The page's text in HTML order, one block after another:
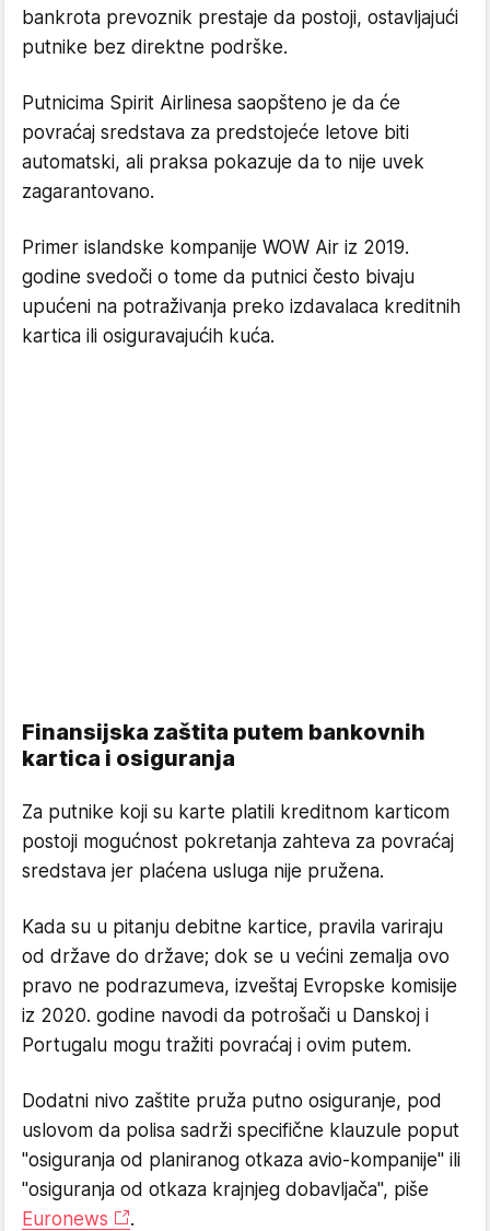
bankrota prevoznik prestaje da postoji, ostavljajući
putnike bez direktne podrške.
Putnicima Spirit Airlinesa saopšteno je da će
povraćaj sredstava za predstojeće letove biti
automatski, ali praksa pokazuje da to nije uvek
zagarantovano.
Primer islandske kompanije WOW Air iz 2019.
godine svedoči o tome da putnici često bivaju
upućeni na potraživanja preko izdavalaca kreditnih
kartica ili osiguravajućih kuća.
Finansijska zaštita putem bankovnih
kartica i osiguranja
Za putnike koji su karte platili kreditnom karticom
postoji mogućnost pokretanja zahteva za povraćaj
sredstava jer plaćena usluga nije pružena.
Kada su u pitanju debitne kartice, pravila variraju
od države do države; dok se u većini zemalja ovo
pravo ne podrazumeva, izveštaj Evropske komisije
iz 2020. godine navodi da potrošači u Danskoj i
Portugalu mogu tražiti povraćaj i ovim putem.
Dodatni nivo zaštite pruža putno osiguranje, pod
uslovom da polisa sadrži specifične klauzule poput
"osiguranja od planiranog otkaza avio-kompanije" ili
"osiguranja od otkaza krajnjeg dobavljača", piše
Euronews
.